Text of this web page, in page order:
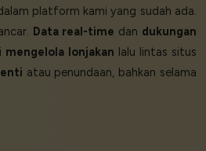
platform kami yang sudah ada.
Data real-time dan dukungan
mengelola lonjakan lalu lintas situs
atau penundaan, bahkan selama